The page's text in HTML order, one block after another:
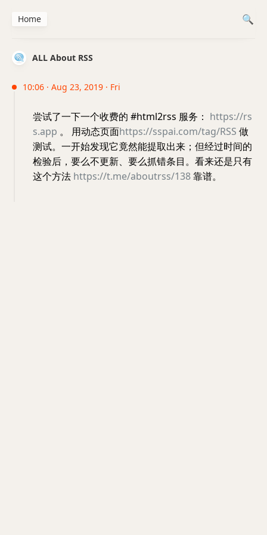
ALL About RSS
10:06 · Aug 23, 2019 · Fri
尝试了一下一个收费的 #html2rss 服务： https://rs
s.app 。 用动态页面https://sspai.com/tag/RSS 做
测试。一开始发现它竟然能提取出来；但经过时间的
检验后，要么不更新、要么抓错条目。看来还是只有
这个方法 https://t.me/aboutrss/138靠谱。
Home